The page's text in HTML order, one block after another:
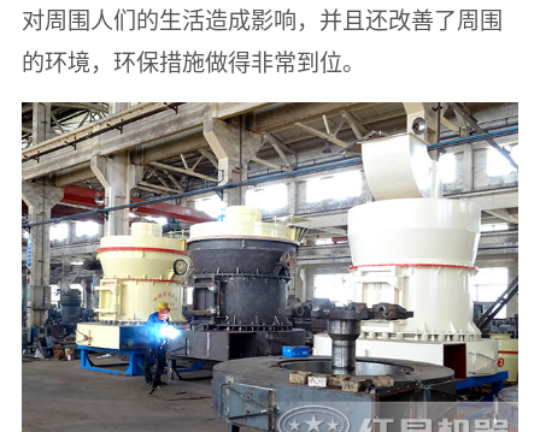
对周围人们的生活造成影响，并且还改善了周围
的环境，环保措施做得非常到位。